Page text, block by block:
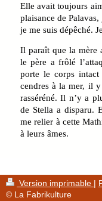
Elle avait toujours
plaisance de
je me suis dépêché.
Il paraît que la mère
le père a frôlé
porte le corps
cendres à la mer, il
rasséréné. Il n’y a
de Stella a disparu.
me relier à cette
à leurs âmes.
Version imprimable |
© La Fabrikulture